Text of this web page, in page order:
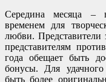
Середина месяца –
временем для
любви. Представители
представителям
года обещает быть
бонусы. Для удачного
быть более